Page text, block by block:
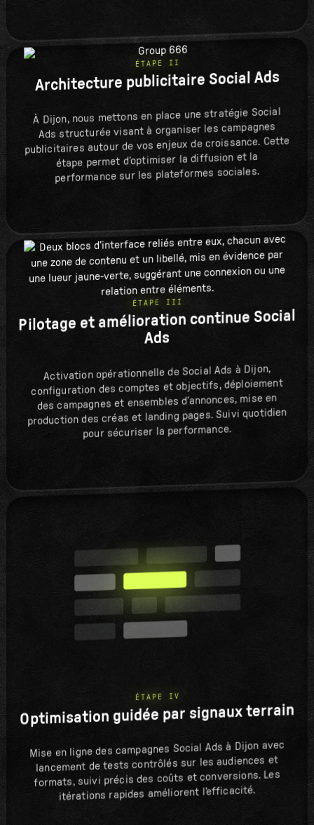
ÉTAPE II
Architecture publicitaire Social Ads
À Dijon, nous mettons en place une stratégie Social
Ads structurée visant à organiser les campagnes
publicitaires autour de vos enjeux de croissance. Cette
étape permet d’optimiser la diffusion et la
performance sur les plateformes sociales.
ÉTAPE III
Pilotage et amélioration continue Social
Ads
Activation opérationnelle de Social Ads à Dijon,
configuration des comptes et objectifs, déploiement
des campagnes et ensembles d’annonces, mise en
production des créas et landing pages. Suivi quotidien
pour sécuriser la performance.
ÉTAPE IV
Optimisation guidée par signaux terrain
Mise en ligne des campagnes Social Ads à Dijon avec
lancement de tests contrôlés sur les audiences et
formats, suivi précis des coûts et conversions. Les
itérations rapides améliorent l’efficacité.